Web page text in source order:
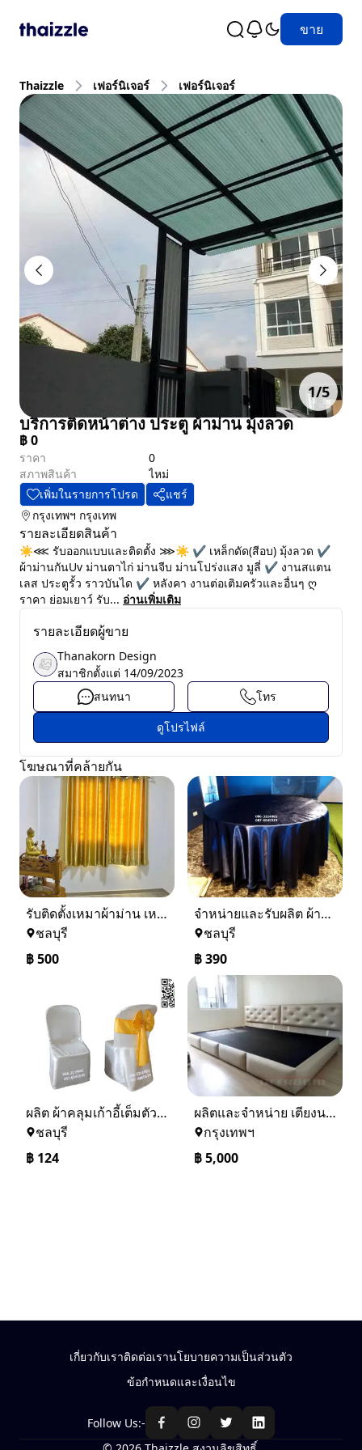
ขาย
Thaizzle เฟอร์นิเจอร์ เฟอร์นิเจอร์
1/5
บริการติดหน้าต่าง ประตู ผ้าม่าน มุ้งลวด
฿0
ราคา
0
สภาพสินค้า
ไหม่
เพิ่มในรายการโปรด
แชร์
กรุงเทพฯ กรุงเทพ
รายละเอียดสินค้า
☀⋘ รับออกแบบและติดตั้ง ⋙☀ ✔️ เหล็กดัด(สีอบ) มุ้งลวด ✔️
ผ้าม่านกันUv ม่านตาไก่ ม่านจีบ ม่านโปร่งแสง มูลี่ ✔️ งานสแตน
เลส ประตูรั้ว ราวบันได ✔️ หลังคา งานต่อเติมครัวและอื่นๆ ღ
ราคา ย่อมเยาว์ รับ... อ่านเพิ่มเติม
รายละเอียดผู้ขาย
Thanakorn Design
สมาชิกตั้งแต่ 14/09/2023
สนทนา
โทร
ดูโปรไฟล์
โฆษณาที่คล้ายกัน
รับติดตั้งเหมาผ้าม่าน เหล็กดัดมุ้งลวด หลังคา รั้วและอื่นๆ
ชลบุรี
฿500
จำหน่ายและรับผลิต ผ้าปูโต๊ะกลม ผ้าปูโต๊ะจีน ผ้าปูโต๊ะอาหาร ผ้าปูโต๊ะกลมพีวีซี ผ้าปูโต๊ะพลาสติก ผ้าปูโต๊ะลายลูกไม้ 086-3214082 ส่งทั่วประเทศ
ชลบุรี
฿390
ผลิต ผ้าคลุมเก้าอี้เต็มตัว ผ้าคลุมเก้าอี้ประชุม ผ้าคลุมเก้าอี้จัดเลี้ยง ผ้าคลุมเก้าอี้โรงแรม ปลอกเก้าอี้ โทร 086-3214082
ชลบุรี
฿ 124
ผลิตและจำหน่าย เตียงนอน เตียง 3.5 ฟุต ที่นอน 5 ฟุต ที่นอน 6 ฟุต ที่ DEEROOM
กรุงเทพฯ
฿5,000
เกี่ยวกับเราติดต่อเรานโยบายความเป็นส่วนตัว
ข้อกำหนดและเงื่อนไข
Follow Us:-